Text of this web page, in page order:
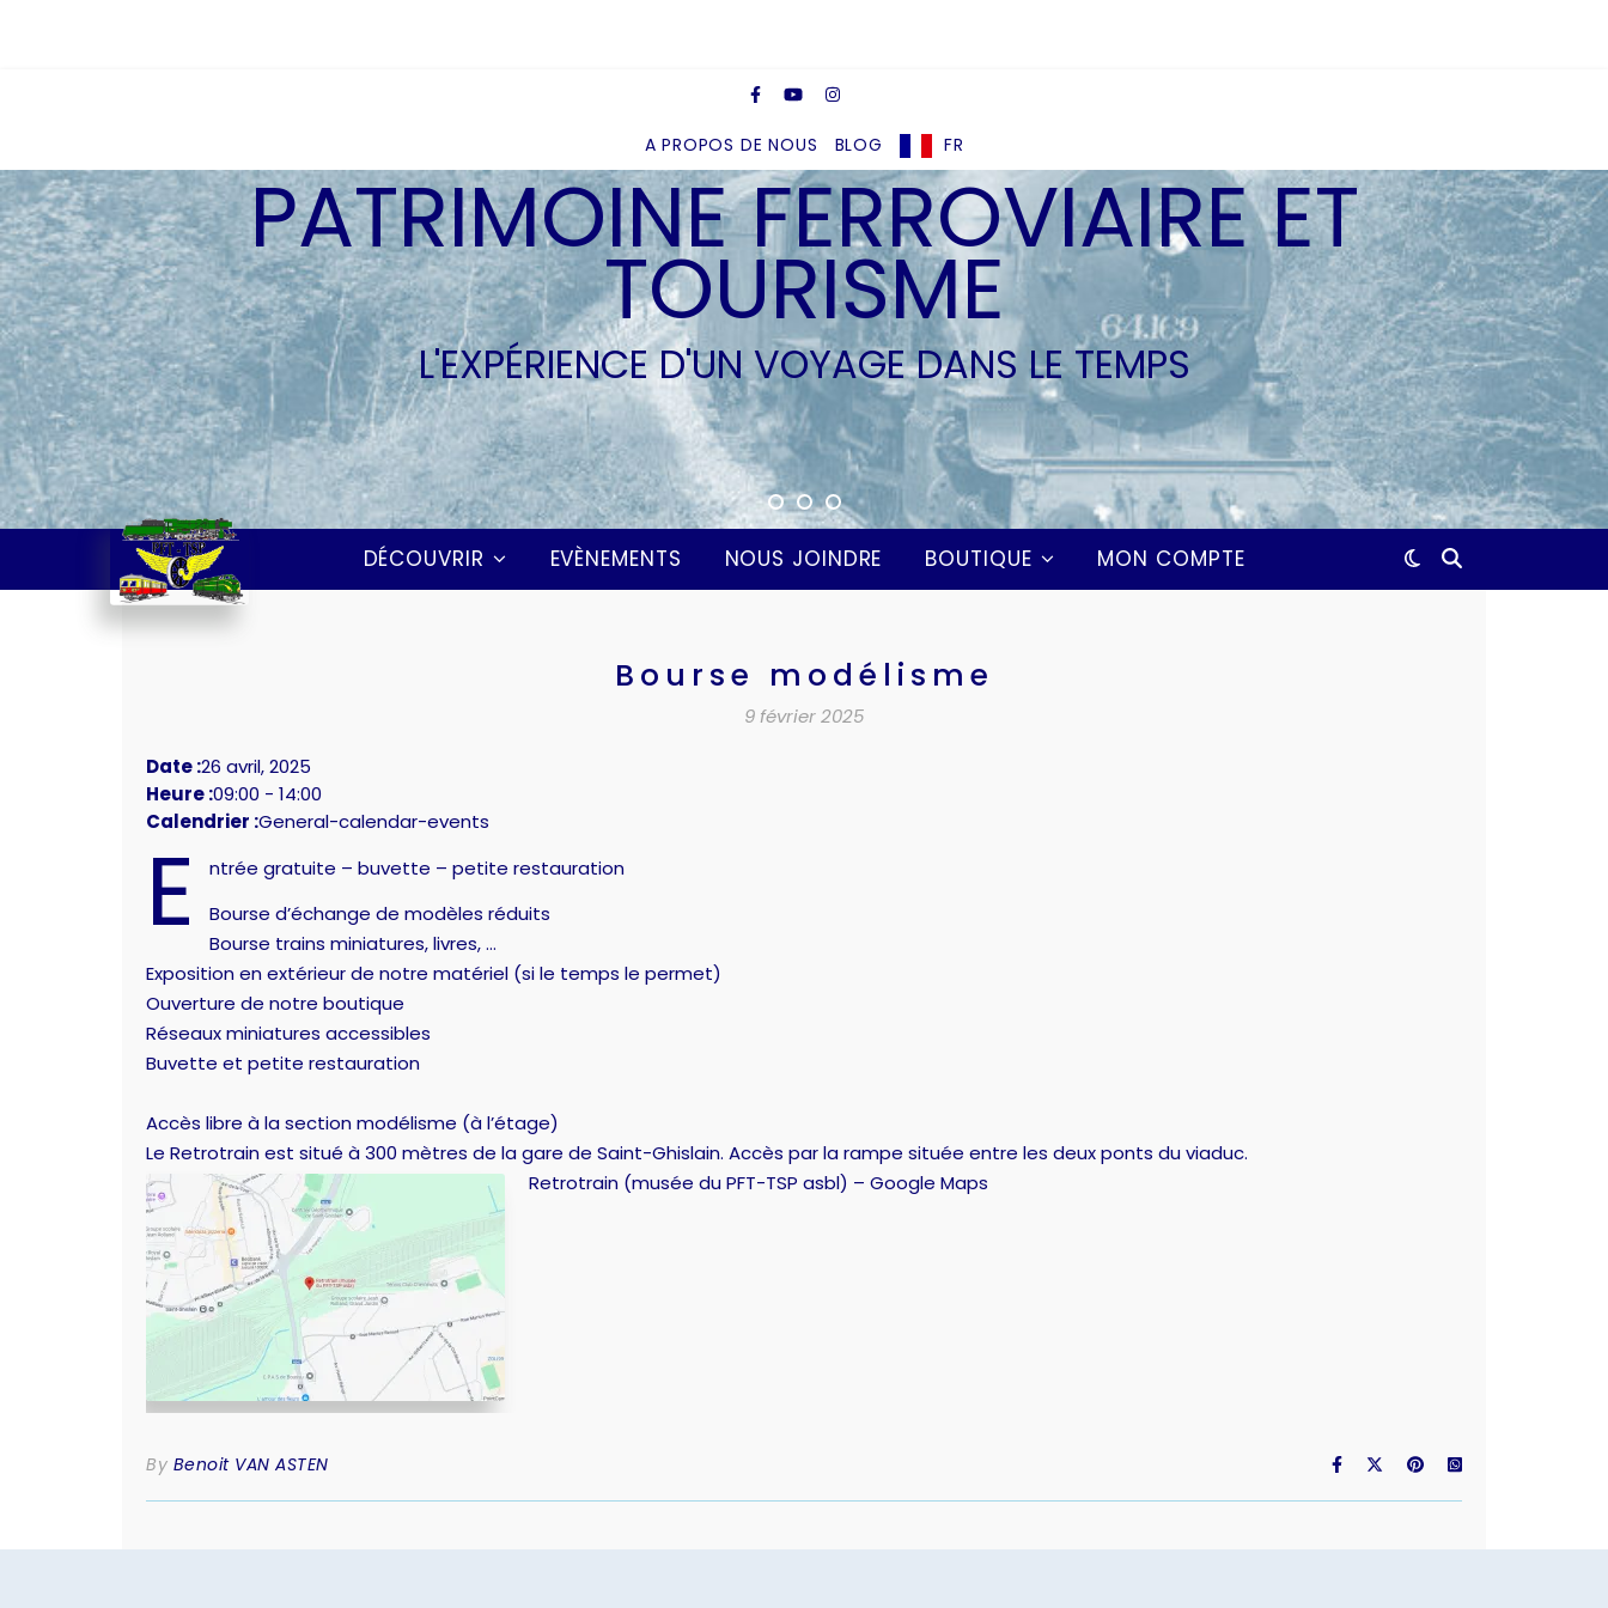
A PROPOS DE NOUS BLOG FR
PATRIMOINE FERROVIAIRE ET
TOURISME
L'EXPÉRIENCE D'UN VOYAGE DANS LE TEMPS
DÉCOUVRIR EVÈNEMENTS NOUS JOINDRE BOUTIQUE MON COMPTE
Bourse modélisme
9 février 2025
Date :26 avril, 2025
Heure :09:00 - 14:00
Calendrier :General-calendar-events
E
ntrée gratuite – buvette – petite restauration
Bourse d’échange de modèles réduits
Bourse trains miniatures, livres, …
Exposition en extérieur de notre matériel (si le temps le permet)
Ouverture de notre boutique
Réseaux miniatures accessibles
Buvette et petite restauration
Accès libre à la section modélisme (à l’étage)
Le Retrotrain est situé à 300 mètres de la gare de Saint-Ghislain. Accès par la rampe située entre les deux ponts du viaduc.
Retrotrain (musée du PFT-TSP asbl) – Google Maps
By Benoit VAN ASTEN